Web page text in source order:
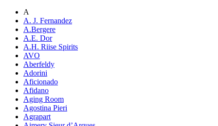
A
A. J. Fernandez
A.Bergere
A.E. Dor
A.H. Riise Spirits
AVO
Aberfeldy
Adorini
Aficionado
Afidano
Aging Room
Agostina Pieri
Agrapart